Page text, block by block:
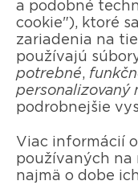
a podobné
cookie"), ktoré
zariadenia na
používajú
potrebné,
personalizovaný
podrobnejšie
Viac informácií
používaných na
najmä o dobe